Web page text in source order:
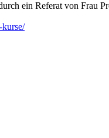
ein Referat von Frau
kurse/